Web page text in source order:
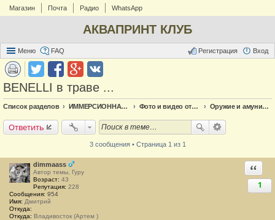
Магазин Почта Радио WhatsApp
АКВАПРИНТ КЛУБ
Меню FAQ Вход
Регистрация
BENELLI в траве ...
Список разделов ИММЕРСИОННАЯ ПЕЧАТЬ Фото и видео отчёт по аквапечати Оружие и амуниция
Ответить
3 сообщения • Страница 1 из 1
dimmaass
Автор темы, Гуру
Возраст: 43
Репутация: 228
Сообщения: 954
Имя: Дмитрий
Откуда:
Откуда: Владивосток (Артем )
1